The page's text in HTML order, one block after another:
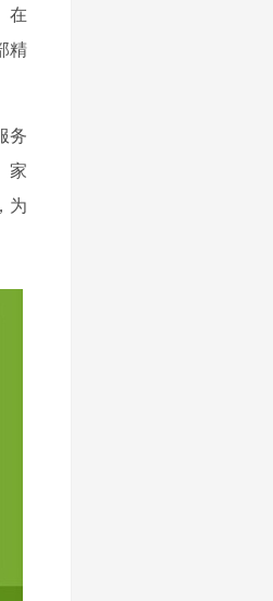
在
精
务
家
为